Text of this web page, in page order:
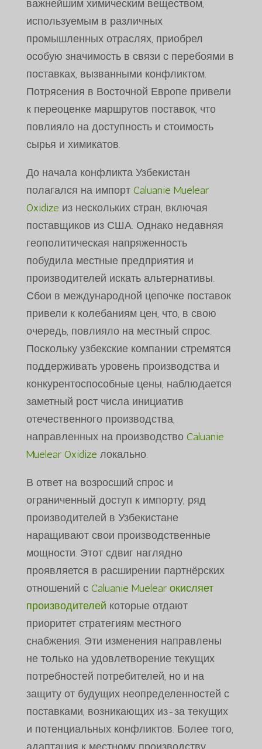
важнейшим химическим веществом,
используемым в различных
промышленных отраслях, приобрел
особую значимость в связи с перебоями в
поставках, вызванными конфликтом.
Потрясения в Восточной Европе привели
к переоценке маршрутов поставок, что
повлияло на доступность и стоимость
сырья и химикатов.
До начала конфликта Узбекистан
полагался на импорт Caluanie Muelear
Oxidize из нескольких стран, включая
поставщиков из США. Однако недавняя
геополитическая напряженность
побудила местные предприятия и
производителей искать альтернативы.
Сбои в международной цепочке поставок
привели к колебаниям цен, что, в свою
очередь, повлияло на местный спрос.
Поскольку узбекские компании стремятся
поддерживать уровень производства и
конкурентоспособные цены, наблюдается
заметный рост числа инициатив
отечественного производства,
направленных на производство Caluanie
Muelear Oxidize локально.
В ответ на возросший спрос и
ограниченный доступ к импорту, ряд
производителей в Узбекистане
наращивают свои производственные
мощности. Этот сдвиг наглядно
проявляется в расширении партнёрских
отношений с Caluanie Muelear окисляет
производителей которые отдают
приоритет стратегиям местного
снабжения. Эти изменения направлены
не только на удовлетворение текущих
потребностей потребителей, но и на
защиту от будущих неопределенностей с
поставками, возникающих из-за текущих
и потенциальных конфликтов. Более того,